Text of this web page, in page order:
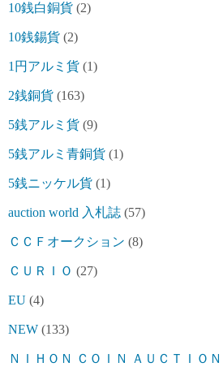
10銭白銅貨 (2)
10銭錫貨 (2)
1円アルミ貨 (1)
2銭銅貨 (163)
5銭アルミ貨 (9)
5銭アルミ青銅貨 (1)
5銭ニッケル貨 (1)
auction world 入札誌 (57)
ＣＣＦオークション (8)
ＣＵＲＩＯ (27)
EU (4)
NEW (133)
ＮＩＨＯＮ ＣＯＩＮ ＡＵＣＴＩＯＮ